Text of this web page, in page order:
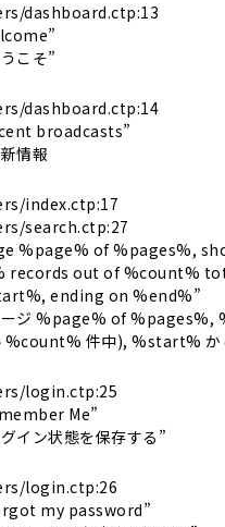
dashboard.ctp:13
こそ”
dashboard.ctp:14
broadcasts”
情報
index.ctp:17
search.ctp:27
%page% of %pages%,
records out of %count%
ending on %end%”
ジ %page% of %pages%,
%count% 件中), %start% か
login.ctp:25
Me”
イン状態を保存する”
login.ctp:26
my password”